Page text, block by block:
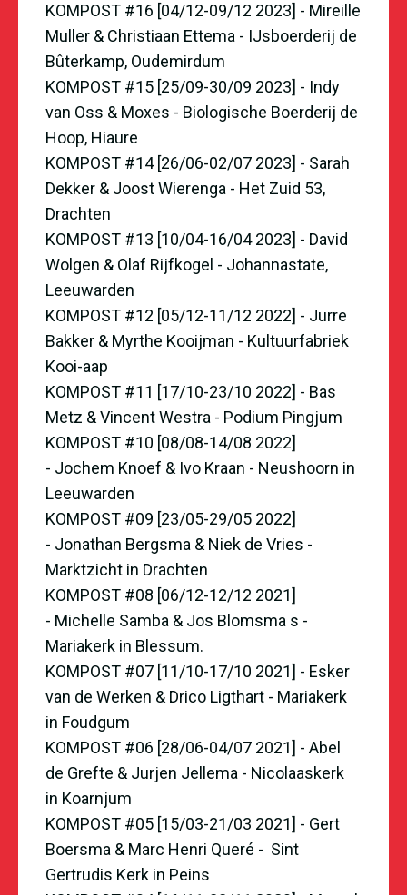
KOMPOST #16 [04/12-09/12 2023] - Mireille
Muller & Christiaan Ettema - IJsboerderij de
Bûterkamp, Oudemirdum
KOMPOST #15 [25/09-30/09 2023] - Indy
van Oss & Moxes - Biologische Boerderij de
Hoop, Hiaure
KOMPOST #14 [26/06-02/07 2023] - Sarah
Dekker & Joost Wierenga - Het Zuid 53,
Drachten
KOMPOST #13 [10/04-16/04 2023] - David
Wolgen & Olaf Rijfkogel - Johannastate,
Leeuwarden
KOMPOST #12 [05/12-11/12 2022] - Jurre
Bakker & Myrthe Kooijman - Kultuurfabriek
Kooi-aap
KOMPOST #11 [17/10-23/10 2022] - Bas
Metz & Vincent Westra - Podium Pingjum
KOMPOST #10 [08/08-14/08 2022]
- Jochem Knoef & Ivo Kraan - Neushoorn in
Leeuwarden
KOMPOST #09 [23/05-29/05 2022]
- Jonathan Bergsma & Niek de Vries -
Marktzicht in Drachten
KOMPOST #08 [06/12-12/12 2021]
- Michelle Samba & Jos Blomsma s -
Mariakerk in Blessum.
KOMPOST #07 [11/10-17/10 2021] - Esker
van de Werken & Drico Ligthart - Mariakerk
in Foudgum
KOMPOST #06 [28/06-04/07 2021] - Abel
de Grefte & Jurjen Jellema - Nicolaaskerk
in Koarnjum
KOMPOST #05 [15/03-21/03 2021] - Gert
Boersma & Marc Henri Queré - Sint
Gertrudis Kerk in Peins